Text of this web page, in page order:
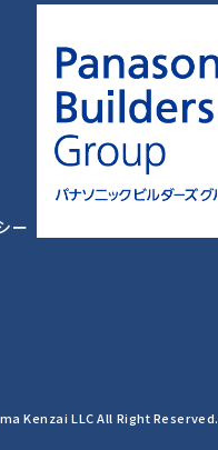
ー
Kenzai LLC All Right Reserved.